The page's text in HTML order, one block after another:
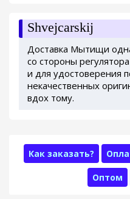
Shvejcarskij
Доставка Мытищи
со стороны
и для удостоверения
некачественных
вдох тому.
Как заказать?
Оптом